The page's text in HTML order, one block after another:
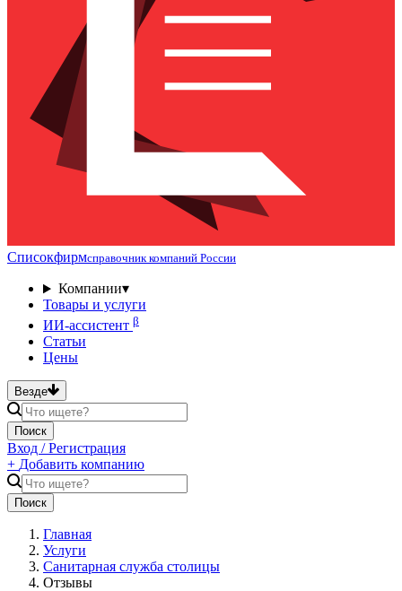
Списокфирмсправочник компаний России
Компании▾
Товары и услуги
ИИ-ассистент β
Статьи
Цены
Везде
Поиск
Вход / Регистрация
+ Добавить компанию
Поиск
Главная
Услуги
Санитарная служба столицы
Отзывы